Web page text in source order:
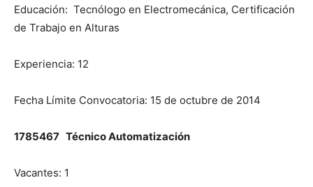
Educación: Tecnólogo en Electromecánica, Certificación
de Trabajo en Alturas
Experiencia: 12
Fecha Límite Convocatoria: 15 de octubre de 2014
1785467 Técnico Automatización
Vacantes: 1